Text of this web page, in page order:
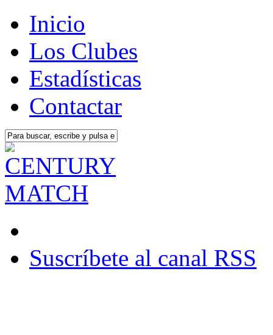
Inicio
Los Clubes
Estadísticas
Contactar
Suscríbete al canal RSS